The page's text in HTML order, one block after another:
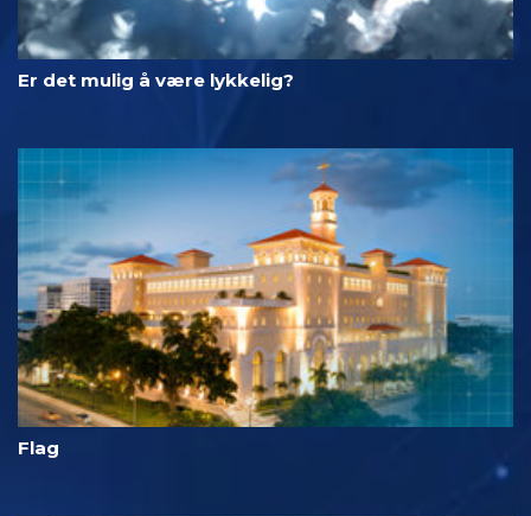
Er det mulig å være lykkelig?
Flag